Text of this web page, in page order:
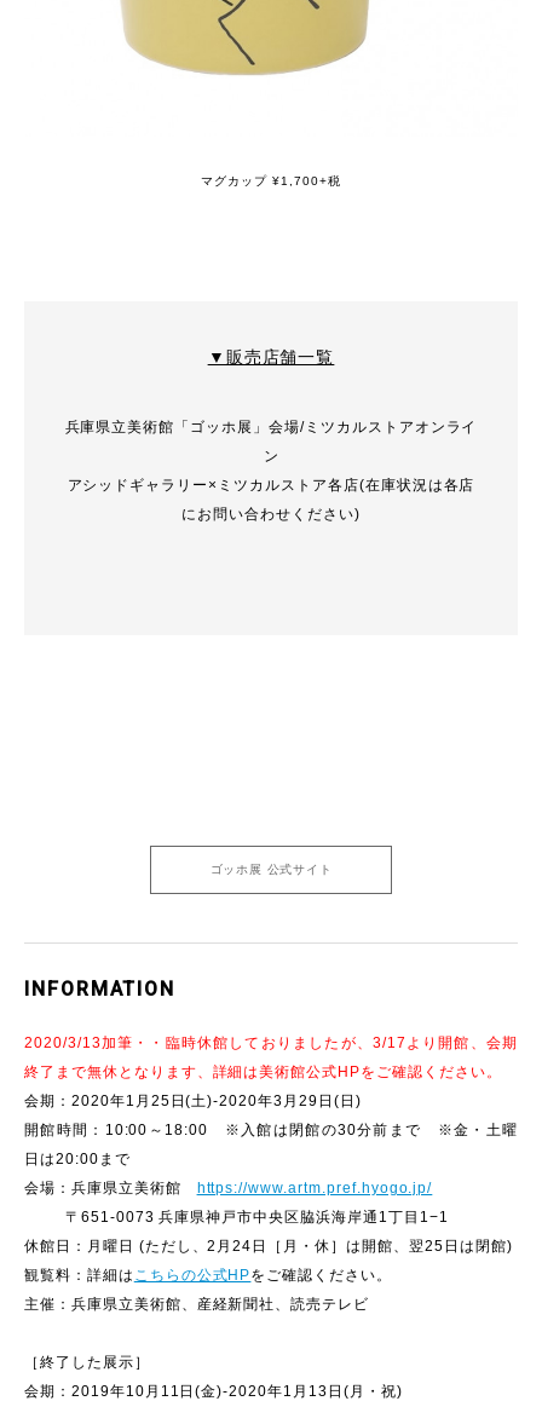
マグカップ ¥1,700+税
▼販売店舗一覧
兵庫県立美術館「ゴッホ展」会場/ミツカルストアオンライ
ン
アシッドギャラリー×ミツカルストア各店(在庫状況は各店
にお問い合わせください)
ゴッホ展 公式サイト
INFORMATION
2020/3/13加筆・・臨時休館しておりましたが、3/17より開館、会期
終了まで無休となります、詳細は美術館公式HPをご確認ください。
会期：2020年1月25日(土)-2020年3月29日(日)
開館時間：10:00～18:00 ※入館は閉館の30分前まで ※金・土曜
日は20:00まで
会場：兵庫県立美術館 https://www.artm.pref.hyogo.jp/
〒651-0073 兵庫県神戸市中央区脇浜海岸通1丁目1−1
休館日：月曜日 (ただし、2月24日［月・休］は開館、翌25日は閉館)
観覧料：詳細は こちらの公式HPをご確認ください。
主催：兵庫県立美術館、産経新聞社、読売テレビ
［終了した展示］
会期：2019年10月11日(金)-2020年1月13日(月・祝)